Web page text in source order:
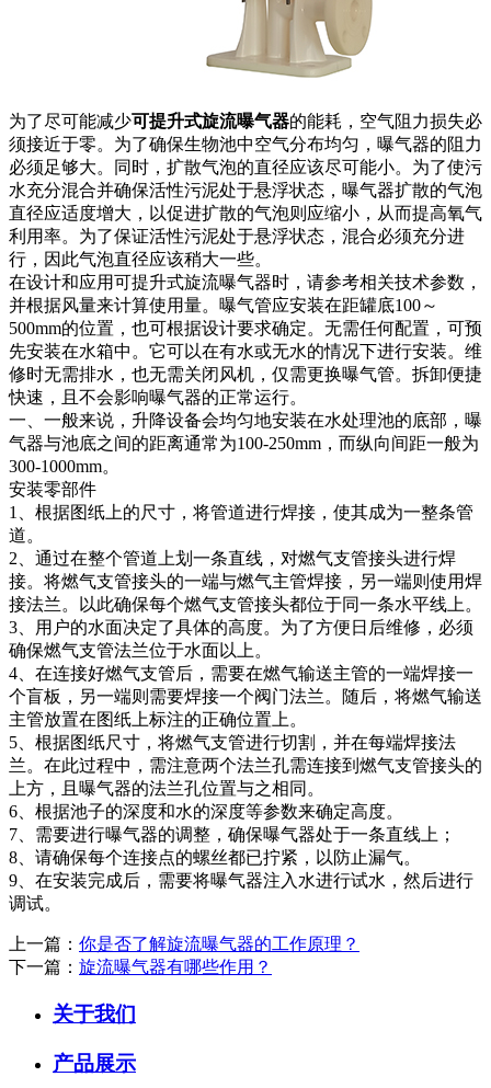
为了尽可能减少可提升式旋流曝气器的能耗，空气阻力损失必
须接近于零。为了确保生物池中空气分布均匀，曝气器的阻力
必须足够大。同时，扩散气泡的直径应该尽可能小。为了使污
水充分混合并确保活性污泥处于悬浮状态，曝气器扩散的气泡
直径应适度增大，以促进扩散的气泡则应缩小，从而提高氧气
利用率。为了保证活性污泥处于悬浮状态，混合必须充分进
行，因此气泡直径应该稍大一些。
在设计和应用可提升式旋流曝气器时，请参考相关技术参数，
并根据风量来计算使用量。曝气管应安装在距罐底100～
500mm的位置，也可根据设计要求确定。无需任何配置，可预
先安装在水箱中。它可以在有水或无水的情况下进行安装。维
修时无需排水，也无需关闭风机，仅需更换曝气管。拆卸便捷
快速，且不会影响曝气器的正常运行。
一、一般来说，升降设备会均匀地安装在水处理池的底部，曝
气器与池底之间的距离通常为100-250mm，而纵向间距一般为
300-1000mm。
安装零部件
1、根据图纸上的尺寸，将管道进行焊接，使其成为一整条管
道。
2、通过在整个管道上划一条直线，对燃气支管接头进行焊
接。将燃气支管接头的一端与燃气主管焊接，另一端则使用焊
接法兰。以此确保每个燃气支管接头都位于同一条水平线上。
3、用户的水面决定了具体的高度。为了方便日后维修，必须
确保燃气支管法兰位于水面以上。
4、在连接好燃气支管后，需要在燃气输送主管的一端焊接一
个盲板，另一端则需要焊接一个阀门法兰。随后，将燃气输送
主管放置在图纸上标注的正确位置上。
5、根据图纸尺寸，将燃气支管进行切割，并在每端焊接法
兰。在此过程中，需注意两个法兰孔需连接到燃气支管接头的
上方，且曝气器的法兰孔位置与之相同。
6、根据池子的深度和水的深度等参数来确定高度。
7、需要进行曝气器的调整，确保曝气器处于一条直线上；
8、请确保每个连接点的螺丝都已拧紧，以防止漏气。
9、在安装完成后，需要将曝气器注入水进行试水，然后进行
调试。
上一篇： 你是否了解旋流曝气器的工作原理？
下一篇： 旋流曝气器有哪些作用？
关于我们
产品展示